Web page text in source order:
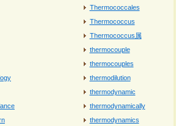
Thermococcales
Thermococcus
Thermococcus属
thermocouple
thermocouples
thermodilution
thermodynamic
thermodynamically
thermodynamics